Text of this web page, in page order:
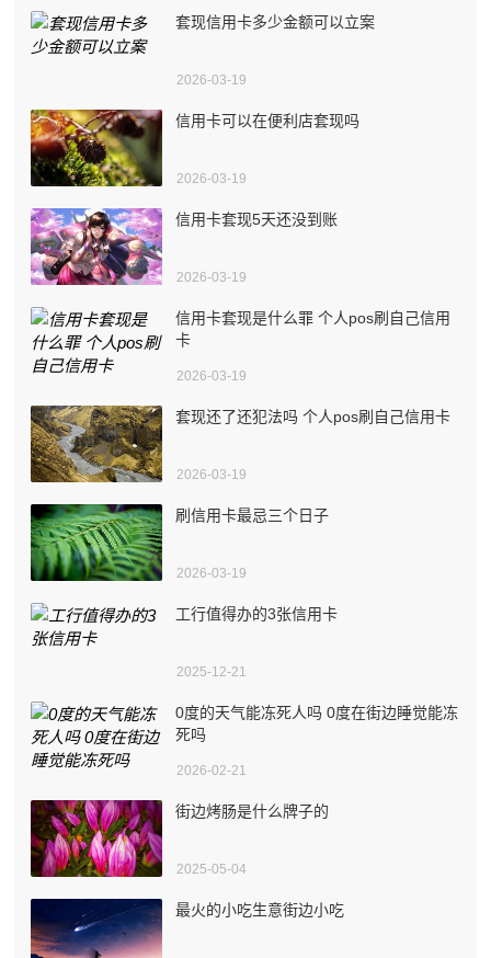
套现信用卡多少金额可以立案
2026-03-19
信用卡可以在便利店套现吗
2026-03-19
信用卡套现5天还没到账
2026-03-19
信用卡套现是什么罪 个人pos刷自己信用
卡
2026-03-19
套现还了还犯法吗 个人pos刷自己信用卡
2026-03-19
刷信用卡最忌三个日子
2026-03-19
工行值得办的3张信用卡
2025-12-21
0度的天气能冻死人吗 0度在街边睡觉能冻
死吗
2026-02-21
街边烤肠是什么牌子的
2025-05-04
最火的小吃生意街边小吃